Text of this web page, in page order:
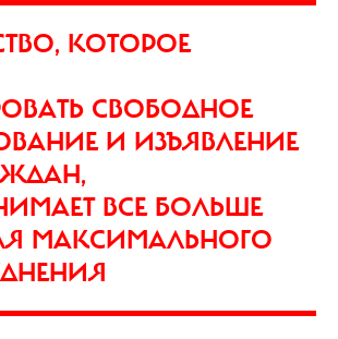
КОТОРОЕ
СВОБОДНОЕ
И ИЗЪЯВЛЕНИЕ
ВСЕ БОЛЬШЕ
МАКСИМАЛЬНОГО